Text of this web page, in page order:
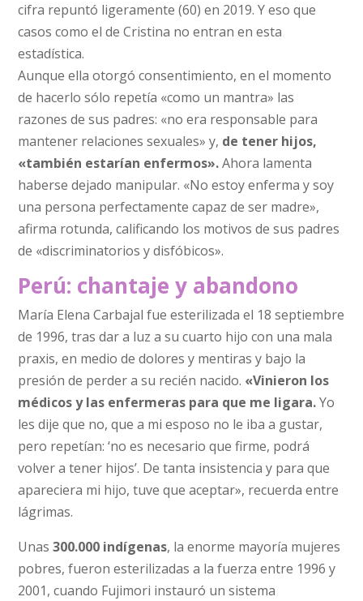
cifra repuntó ligeramente (60) en 2019. Y eso que
casos como el de Cristina no entran en esta
estadística.
Aunque ella otorgó consentimiento, en el momento
de hacerlo sólo repetía «como un mantra» las
razones de sus padres: «no era responsable para
mantener relaciones sexuales» y, de tener hijos,
«también estarían enfermos».Ahora lamenta
haberse dejado manipular. «No estoy enferma y soy
una persona perfectamente capaz de ser madre»,
afirma rotunda, calificando los motivos de sus padres
de «discriminatorios y disfóbicos».
Perú: chantaje y abandono
María Elena Carbajal fue esterilizada el 18 septiembre
de 1996, tras dar a luz a su cuarto hijo con una mala
praxis, en medio de dolores y mentiras y bajo la
presión de perder a su recién nacido. «Vinieron los
médicos y las enfermeras para que me ligara.Yo
les dije que no, que a mi esposo no le iba a gustar,
pero repetían: ‘no es necesario que firme, podrá
volver a tener hijos’. De tanta insistencia y para que
apareciera mi hijo, tuve que aceptar», recuerda entre
lágrimas.
Unas300.000 indígenas, la enorme mayoría mujeres
pobres, fueron esterilizadas a la fuerza entre 1996 y
2001, cuando Fujimori instauró un sistema